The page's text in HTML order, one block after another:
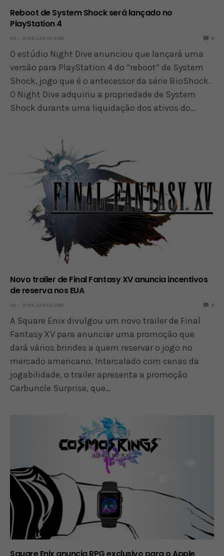
Reboot de System Shock será lançado no
PlayStation 4
OS 21 DE JULY DE 2016 0
O estúdio Night Dive anunciou que lançará uma
versão para PlayStation 4 do “reboot” de System
Shock, jogo que é o antecessor da série BioShock.
O Night Dive adquiriu a propriedade de System
Shock durante uma liquidação dos ativos do…
Novo trailer de Final Fantasy XV anuncia incentivos
de reserva nos EUA
OS 21 DE JULY DE 2016 0
A Square Enix divulgou um novo trailer de Final
Fantasy XV para anunciar uma promoção que
dará vários brindes a quem reservar o jogo no
mercado americano. Intercalado com cenas da
jogabilidade, o trailer apresenta a promoção
Carbuncle Surprise, que…
Square Enix anuncia RPG exclusivo para o Apple